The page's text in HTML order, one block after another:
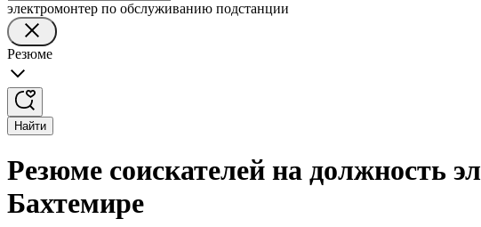
электромонтер по обслуживанию подстанции
Резюме
Найти
Резюме соискателей на должность
Бахтемире